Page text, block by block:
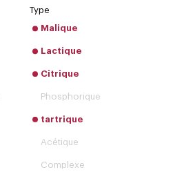
Type
Malique
Lactique
Citrique
Phosphorique
tartrique
Acétique
Complexe